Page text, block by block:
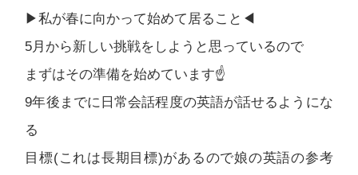
▶私が春に向かって始めて居ること◀
5月から新しい挑戦をしようと思っているので
まずはその準備を始めています☝️
9年後までに日常会話程度の英語が話せるようにな
る
目標(これは長期目標)があるので娘の英語の参考